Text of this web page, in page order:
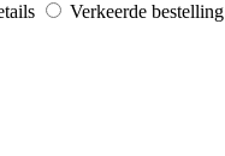
Verkeerde bestelling